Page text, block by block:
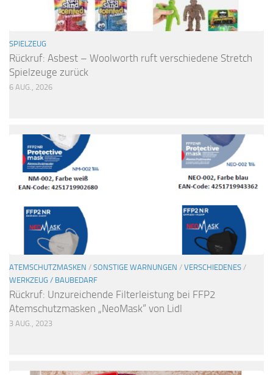
SPIELZEUG
Rückruf: Asbest – Woolworth ruft verschiedene Stretch
Spielzeuge zurück
6 AUG., 2026
ATEMSCHUTZMASKEN / SONSTIGE WARNUNGEN / VERSCHIEDENES /
WERKZEUG / BAUBEDARF
Rückruf: Unzureichende Filterleistung bei FFP2
Atemschutzmasken „NeoMask“ von Lidl
3 AUG., 2023